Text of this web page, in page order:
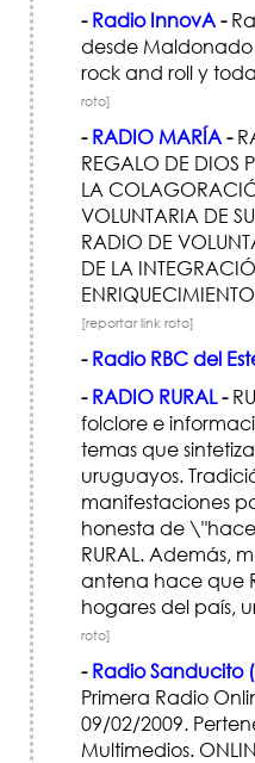
- Radio InnovA-
desde
rock and roll y
roto]
- RADIO MARÍA-
REGALO DE DIOS
LA
VOLUNTARIA DE
RADIO DE
DE LA
[reportar link roto]
- Radio RBC del
- RADIO RURAL-
folclore e
temas que
uruguayos.
manifestaciones
honesta de
RURAL. Además,
antena hace que
hogares del país,
roto]
- Radio Sanducito
Primera Radio
09/02/2009.
Multimedios.